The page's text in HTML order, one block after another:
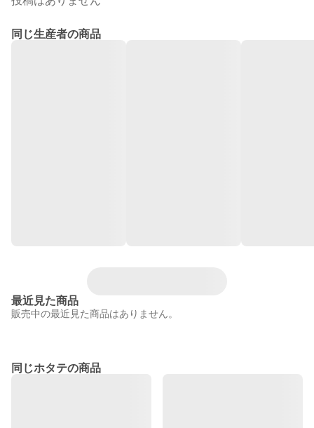
同じ生産者の商品
最近見た商品
販売中の最近見た商品はありません。
同じホタテの商品